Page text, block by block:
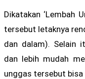
Dikatakan ‘Lembah
tersebut letaknya
dan dalam). Selain
dan lebih mudah
unggas tersebut